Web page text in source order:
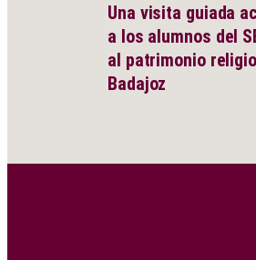
Una visita guiada
a los alumnos del
al patrimonio
Badajoz